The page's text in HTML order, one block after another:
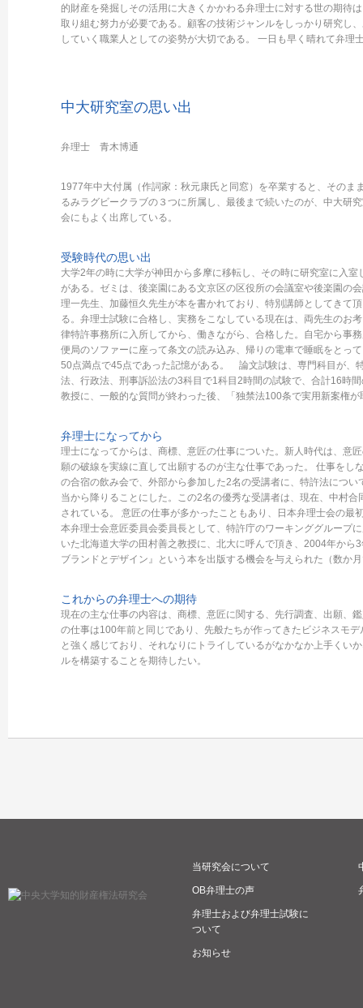
的財産を発掘しその活用に大きくかかわる弁理士に対する世の期待
取り組む努力が必要である。顧客の技術ジャンルをしっかり研究し
していく職業人としての姿勢が大切である。 一日も早く晴れて弁理
中大研究室の思い出
弁理士 青木博通
1977年中大付属（作詞家：秋元康氏と同窓）を卒業すると、その
るみラグビークラブの３つに所属し、最後まで続いたのが、中大研
会にもよく出席している。
受験時代の思い出
大学2年の時に大学が神田から多摩に移転し、その時に研究室に入
がある。ゼミは、後楽園にある文京区の区役所の会議室や後楽園の
理一先生、加藤恒久先生が本を書かれており、特別講師としてきて
る。弁理士試験に合格し、実務をこなしている現在は、両先生のお
律特許事務所に入所してから、働きながら、合格した。自宅から事
便局のソファーに座って条文の読み込み、帰りの電車で睡眠をとっ
50点満点で45点であった記憶がある。 論文試験は、専門科目が、
法、行政法、刑事訴訟法の3科目で1科目2時間の試験で、合計16時
教授に、一般的な質問が終わった後、「独禁法100条で実用新案権
弁理士になってから
理士になってからは、商標、意匠の仕事についた。新人時代は、意
願の破線を実線に直して出願するのが主な仕事であった。 仕事を
の合宿の飲み会で、外部から参加した2名の受講者に、特許法につ
当から降りることにした。この2名の優秀な受講者は、現在、中村
されている。 意匠の仕事が多かったこともあり、日本弁理士会の
本弁理士会意匠委員会委員長として、特許庁のワーキンググループ
いた北海道大学の田村善之教授に、北大に呼んで頂き、2004年か
ブランドとデザイン』という本を出版する機会を与えられた（数か
これからの弁理士への期待
現在の主な仕事の内容は、商標、意匠に関する、先行調査、出願、
の仕事は100年前と同じであり、先般たちが作ってきたビジネスモ
と強く感じており、それなりにトライしているがなかなか上手くい
ルを構築することを期待したい。
当研究会について
OB弁理士の声
弁理士および弁理士試験に
ついて
お知らせ